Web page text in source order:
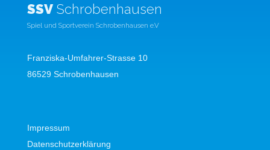
SSVSchrobenhausen
Spiel und Sportverein Schrobenhausen e.V
Franziska-Umfahrer-Strasse 10
86529 Schrobenhausen
Impressum
Datenschutzerklärung